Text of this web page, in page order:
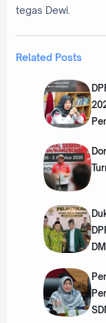
tegas Dewi.
Related Posts